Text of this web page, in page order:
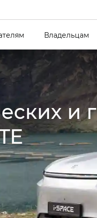
Владельцам
и